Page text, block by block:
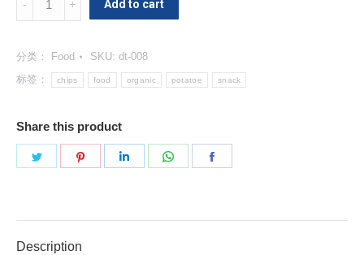
Potatoe
数
量
Add to cart
分类： Food SKU: dt-008
标签：
chips food organic potatoe snack
Share this product
Description